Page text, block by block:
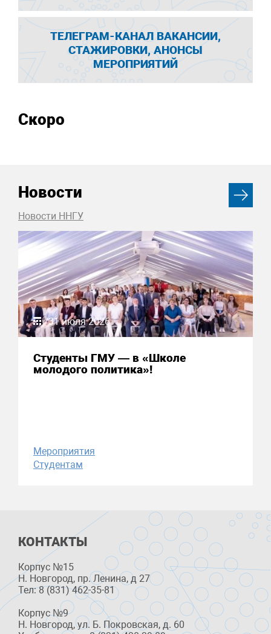
ТЕЛЕГРАМ-КАНАЛ ВАКАНСИИ,
СТАЖИРОВКИ, АНОНСЫ
МЕРОПРИЯТИЙ
Скоро
Новости
Новости ННГУ
31 июля 2026
Студенты ГМУ — в «Школе
молодого политика»!
Мероприятия
Студентам
КОНТАКТЫ
Корпус №15
Н. Новгород, пр. Ленина, д 27
Тел: 8 (831) 462-35-81
Корпус №9
Н. Новгород, ул. Б. Покровская, д. 60